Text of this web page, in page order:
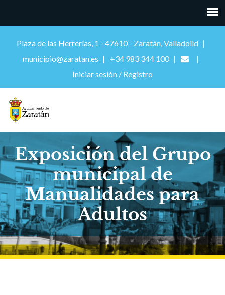
Plaza de las Herrerías, 1 - 47610 - Zaratán, Valladolid
municipio@zaratan.es
+34 983 344 100
Iniciar sesión / Registro
Exposición del Grupo
municipal de
Manualidades para
Adultos